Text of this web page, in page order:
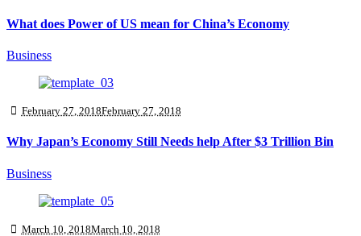
What does Power of US mean for China’s Economy
Business
February 27, 2018February 27, 2018
Why Japan’s Economy Still Needs help After $3 Trillion Bin
Business
March 10, 2018March 10, 2018